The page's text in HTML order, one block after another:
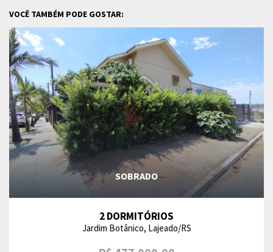
VOCÊ TAMBÉM PODE GOSTAR:
SOBRADO
2 DORMITÓRIOS
Jardim Botânico, Lajeado/RS